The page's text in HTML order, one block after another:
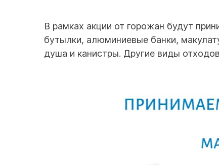
В рамках акции от горожан будут
бутылки, алюминиевые банки,
душа и канистры. Другие виды